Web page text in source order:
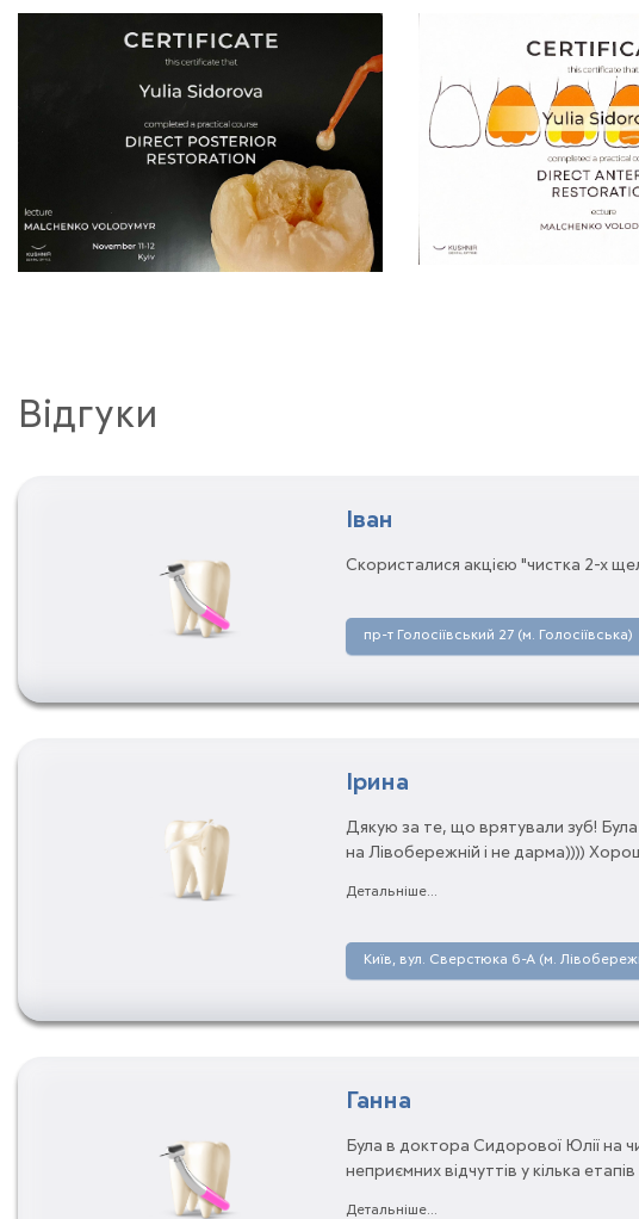
Відгуки
Іван
Скористалися акцією "чистка 2-х
пр-т Голосіївський 27 (м. Голосіївська)
Ірина
Дякую за те, що врятували зуб!
на Лівобережній і не дарма))))
Детальніше...
Київ, вул. Сверстюка 6-А (м.
Ганна
Була в доктора Сидорової Юлії на
неприємних відчуттів у кілька
Детальніше...